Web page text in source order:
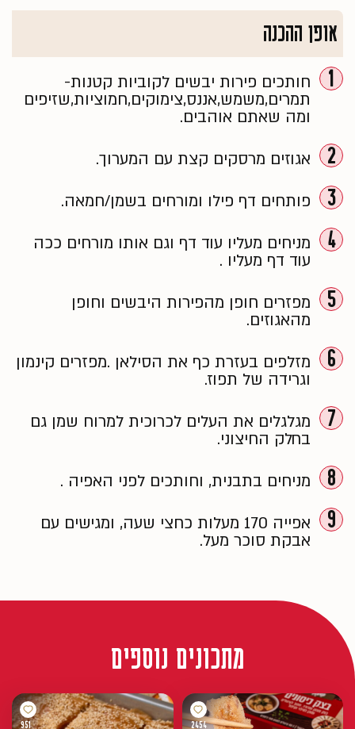
אופן ההכנה
1
חותכים פירות יבשים לקוביות קטנות-
תמרים,משמש,אננס,צימוקים,חמוציות,שזיפים
ומה שאתם אוהבים.
2 אגוזים מרסקים קצת עם המערוך.
3 פותחים דף פילו ומורחים בשמן/חמאה.
4
מניחים מעליו עוד דף וגם אותו מורחים ככה
עוד דף מעליו .
5
מפזרים חופן מהפירות היבשים וחופן
מהאגוזים.
6
מזלפים בעזרת כף את הסילאן .מפזרים קינמון
וגרידה של תפוז.
7
מגלגלים את העלים לכרוכית למרוח שמן גם
בחלק החיצוני.
8 מניחים בתבנית, וחותכים לפני האפיה .
9
אפייה 170 מעלות כחצי שעה, ומגישים עם
אבקת סוכר מעל.
מתכונים נוספים
2454
951